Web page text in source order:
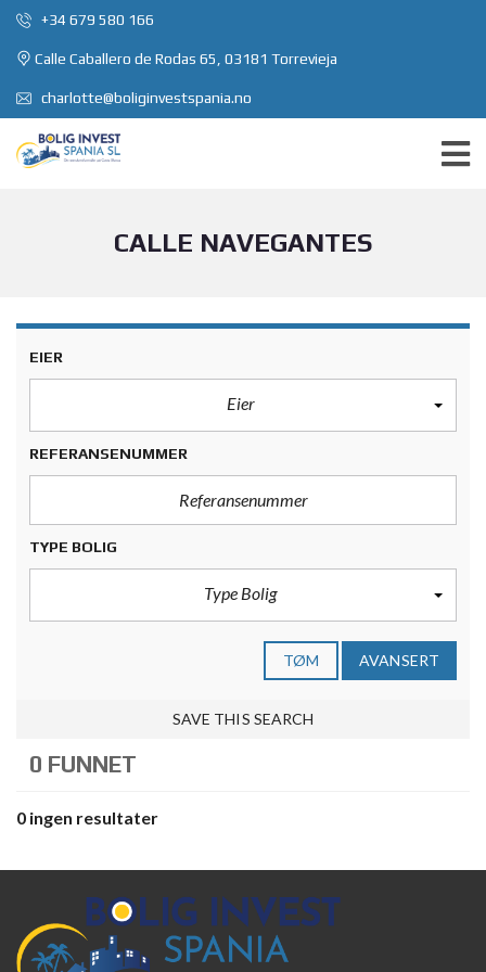
+34 679 580 166
Calle Caballero de Rodas 65, 03181 Torrevieja
charlotte@boliginvestspania.no
CALLE NAVEGANTES
EIER
Eier
REFERANSENUMMER
TYPE BOLIG
Type Bolig
TØM AVANSERT
SAVE THIS SEARCH
0 FUNNET
0 ingen resultater